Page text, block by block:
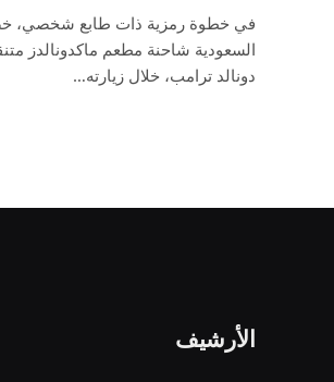
في خطوة رمزية ذات طابع شخصي،
السعودية شاحنة مطعم ماكدونالدز
دونالد ترامب، خلال زيارته…
الأرشيف